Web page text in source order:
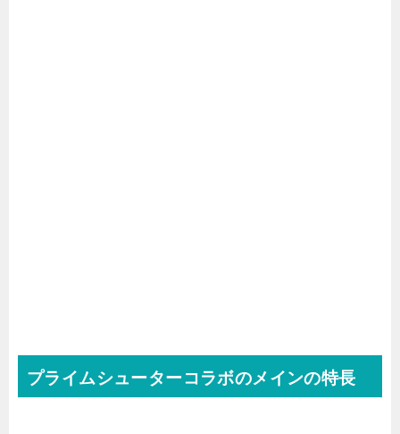
プライムシューターコラボのメインの特長